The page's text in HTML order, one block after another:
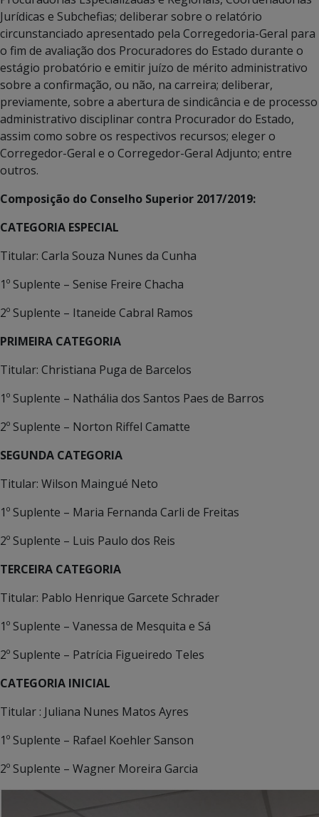
Jurídicas e Subchefias; deliberar sobre o relatório
circunstanciado apresentado pela Corregedoria-Geral para
o fim de avaliação dos Procuradores do Estado durante o
estágio probatório e emitir juízo de mérito administrativo
sobre a confirmação, ou não, na carreira; deliberar,
previamente, sobre a abertura de sindicância e de processo
administrativo disciplinar contra Procurador do Estado,
assim como sobre os respectivos recursos; eleger o
Corregedor-Geral e o Corregedor-Geral Adjunto; entre
outros.
Composição do Conselho Superior 2017/2019:
CATEGORIA ESPECIAL
Titular: Carla Souza Nunes da Cunha
1º Suplente – Senise Freire Chacha
2º Suplente – Itaneide Cabral Ramos
PRIMEIRA CATEGORIA
Titular: Christiana Puga de Barcelos
1º Suplente – Nathália dos Santos Paes de Barros
2º Suplente – Norton Riffel Camatte
SEGUNDA CATEGORIA
Titular: Wilson Maingué Neto
1º Suplente – Maria Fernanda Carli de Freitas
2º Suplente – Luis Paulo dos Reis
TERCEIRA CATEGORIA
Titular: Pablo Henrique Garcete Schrader
1º Suplente – Vanessa de Mesquita e Sá
2º Suplente – Patrícia Figueiredo Teles
CATEGORIA INICIAL
Titular : Juliana Nunes Matos Ayres
1º Suplente – Rafael Koehler Sanson
2º Suplente – Wagner Moreira Garcia